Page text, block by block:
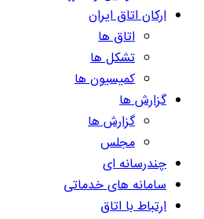
ارکان اتاق ایران
اتاق ها
تشکل ها
کمیسیون ها
گزارش ها
گزارش ها
مجلس
چندرسانه ای
سامانه های خدماتی
ارتباط با اتاق